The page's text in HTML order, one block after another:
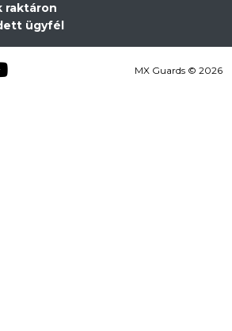
raktáron
ügyfél
be TikTokon
YouTube MX Guards © 2026